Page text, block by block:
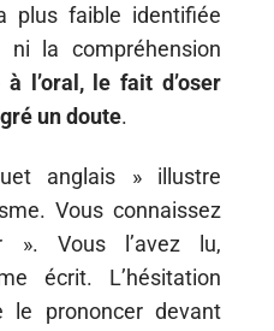
plus faible identifiée
ni la compréhension
à l’oral, le fait d’oser
un doute.
anglais » illustre
Vous connaissez
». Vous l’avez lu,
écrit. L’hésitation
le prononcer devant